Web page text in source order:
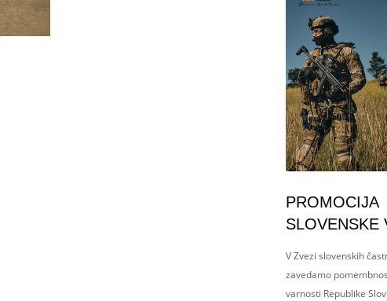
PROMOCIJA
SLOVENSKE
V Zvezi slovenskih
zavedamo
varnosti Republike